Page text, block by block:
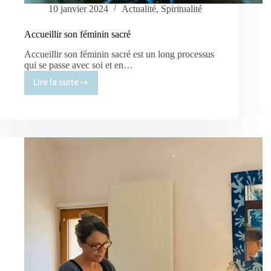
10 janvier 2024 Actualité, Spiritualité
Accueillir son féminin sacré
Accueillir son féminin sacré est un long processus
qui se passe avec soi et en…
Lire la suite
Accueillir